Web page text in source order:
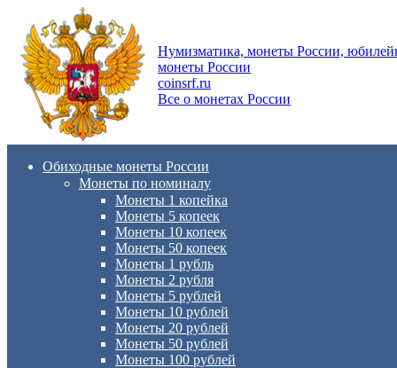
Нумизматика, монеты России,
монеты России
coinsrf.ru
Все о монетах России
Обиходные монеты России
Монеты по номиналу
Монеты 1 копейка
Монеты 5 копеек
Монеты 10 копеек
Монеты 50 копеек
Монеты 1 рубль
Монеты 2 рубля
Монеты 5 рублей
Монеты 10 рублей
Монеты 20 рублей
Монеты 50 рублей
Монеты 100 рублей